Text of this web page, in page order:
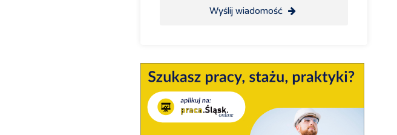
Wyślij wiadomość